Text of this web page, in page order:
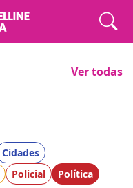
Ver todas
Cidades
Policial
Política